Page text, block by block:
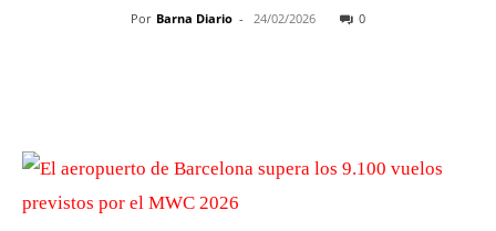
Por Barna Diario - 24/02/2026 0